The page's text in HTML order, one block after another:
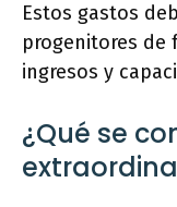
Estos gastos
progenitores de
ingresos y
¿Qué se